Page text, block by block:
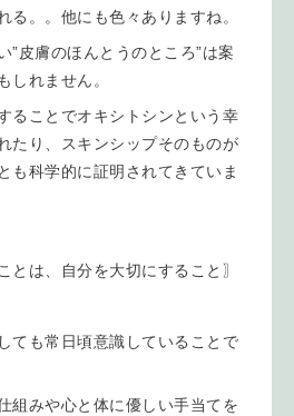
る。。他にも色々ありますね。
”皮膚のほんとうのところ”は案
しれません。
ることでオキシトシンという幸
たり、スキンシップそのものが
も科学的に証明されてきていま
とは、自分を大切にすること〗
ても常日頃意識していることで
組みや心と体に優しい手当てを